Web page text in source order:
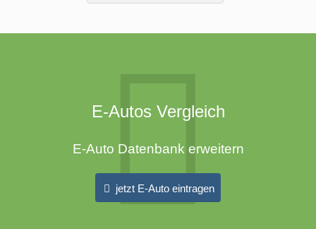
E-Autos Vergleich
E-Auto Datenbank erweitern
jetzt E-Auto eintragen